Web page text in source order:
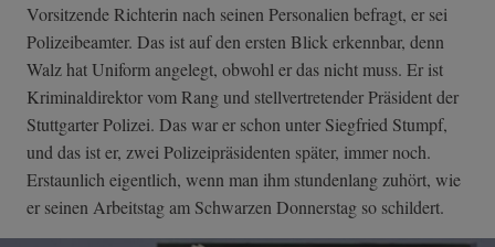
Vorsitzende Richterin nach seinen Personalien befragt, er sei
Polizeibeamter. Das ist auf den ersten Blick erkennbar, denn
Walz hat Uniform angelegt, obwohl er das nicht muss. Er ist
Kriminaldirektor vom Rang und stellvertretender Präsident der
Stuttgarter Polizei. Das war er schon unter Siegfried Stumpf,
und das ist er, zwei Polizeipräsidenten später, immer noch.
Erstaunlich eigentlich, wenn man ihm stundenlang zuhört, wie
er seinen Arbeitstag am Schwarzen Donnerstag so schildert.